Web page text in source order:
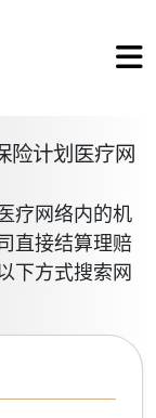
险计划医疗网
疗网络内的机
直接结算理赔
下方式搜索网